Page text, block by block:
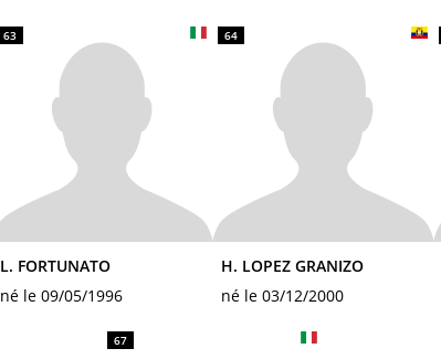
63
L. FORTUNATO
né le 09/05/1996
64
H. LOPEZ GRANIZO
né le 03/12/2000
67